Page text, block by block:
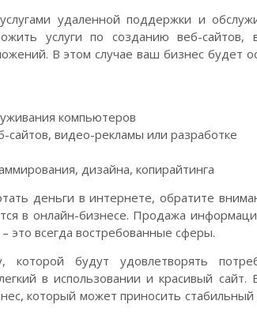
удаленной поддержки и
услуги по созданию веб-сайтов,
В этом случае ваш бизнес будет
компьютеров
видео-рекламы или разработке
дизайна, копирайтинга
деньги в интернете, обратите
в онлайн-бизнесе. Продажа
это всегда востребованные сферы.
будут удовлетворять
в использовании и красивый сайт.
который может приносить